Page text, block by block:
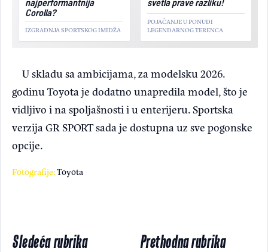
Corolla?
IZGRADNJA SPORTSKOG IMIDŽA
POJAČANJE U PONUDI
LEGENDARNOG TERENCA
U skladu sa ambicijama, za modelsku 2026.
godinu Toyota je dodatno unapredila model, što je
vidljivo i na spoljašnosti i u enterijeru. Sportska
verzija GR SPORT sada je dostupna uz sve pogonske
opcije.
Fotografije:Toyota
Sledeća rubrika Prethodna rubrika